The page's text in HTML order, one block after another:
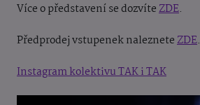
Více o představení se dozvíteZDE.
Předprodej vstupenek nalezneteZDE.
Instagram kolektivu TAK i TAK